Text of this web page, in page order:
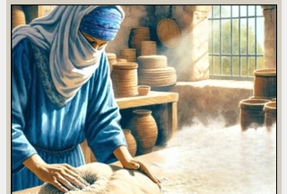
ക്രിസ്തുവുണ്ട്. അധികാരത്തെയും
ദുഷ്ടതയെയും ഭയക്കാത്തവരിലും
ക്രിസ്തു ഉണ്ട്. വിശക്കുന്നവർക്ക്
ഭക്ഷണം കൊടുക്കുന്നവരിലും
ദാഹിക്കുന്നവർക്ക് ദാഹനീർ
പകരുന്നവരിലും ക്രിസ്തുവുണ്ട്.
അധികാര കേന്ദ്രങ്ങളിലേക്ക്
കഴുതപ്പുറത്തേറി യാത്ര
ചെയ്യുന്നവരിലും ക്രിസ്തുവുണ്ട്.